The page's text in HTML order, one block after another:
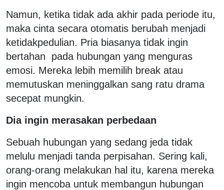
Namun, ketika tidak ada akhir pada periode itu,
maka cinta secara otomatis berubah menjadi
ketidakpedulian. Pria biasanya tidak ingin
bertahan pada hubungan yang menguras
emosi. Mereka lebih memilih break atau
memutuskan meninggalkan sang ratu drama
secepat mungkin.
Dia ingin merasakan perbedaan
Sebuah hubungan yang sedang jeda tidak
melulu menjadi tanda perpisahan. Sering kali,
orang-orang melakukan hal itu, karena mereka
ingin mencoba untuk membangun hubungan